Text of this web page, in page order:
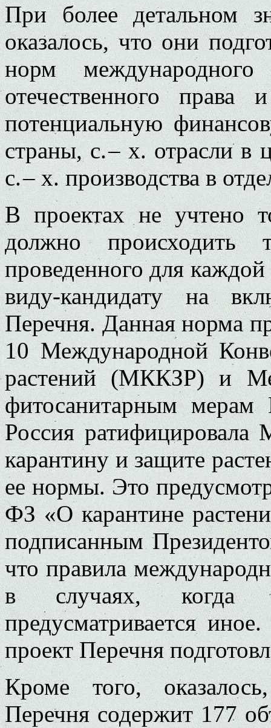
При более детальном
оказалось, что они
норм
отечественного
потенциальную
страны, с. – х. отрасли
с. – х. производства в
В проектах не учтено
должно происходить
проведенного для
виду-кандидату на
Перечня. Данная норма
10 Международной
растений (МККЗР) и
фитосанитарным
Россия
карантину и защите
ее нормы. Это
ФЗ «О карантине
подписанным
что правила
в случаях, когда
предусматривается
проект Перечня
Кроме того,
Перечня содержит 177